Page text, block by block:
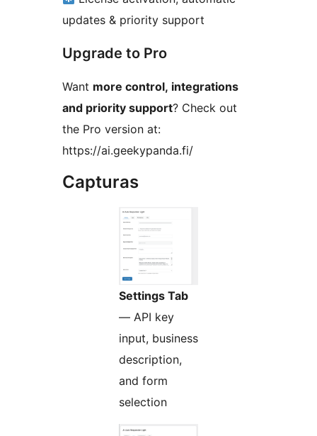
updates & priority support
Upgrade to Pro
Want more control, integrations
and priority support? Check out
the Pro version at:
https://ai.geekypanda.fi/
Capturas
Settings Tab
— API key
input, business
description,
and form
selection